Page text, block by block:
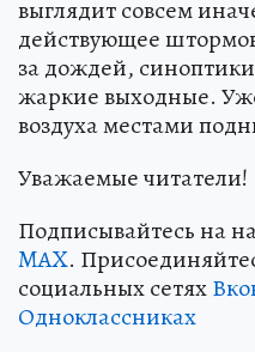
выглядит совсем
действующее
за дождей,
жаркие выходные.
воздуха местами
Уважаемые читатели!
Подписывайтесь на
MAX.
социальных сетях
Одноклассниках